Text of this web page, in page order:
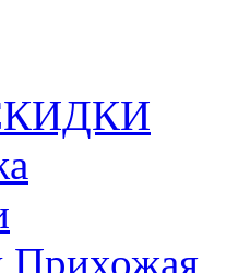
Прихожая